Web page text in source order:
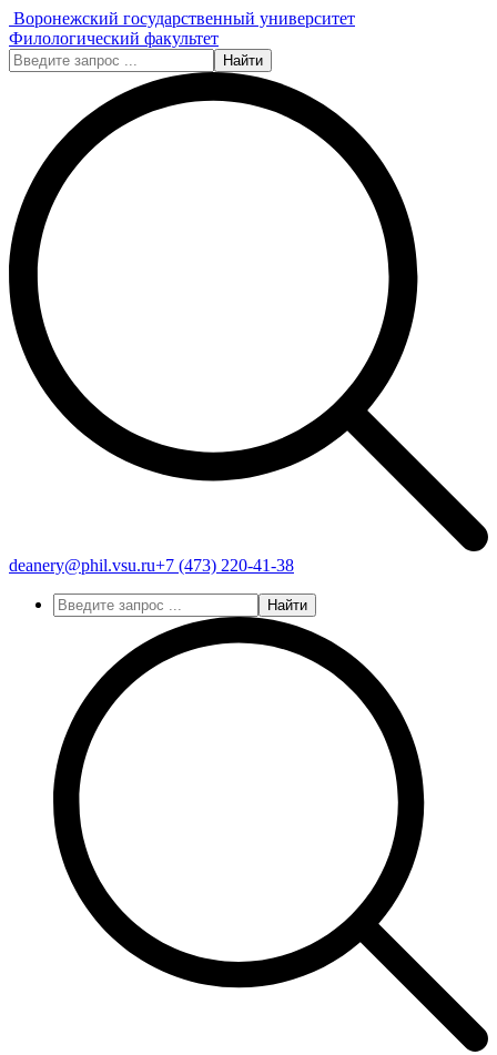
Воронежский государственный университет
Филологический факультет
Найти
deanery@phil.vsu.ru+7 (473) 220-41-38
Найти